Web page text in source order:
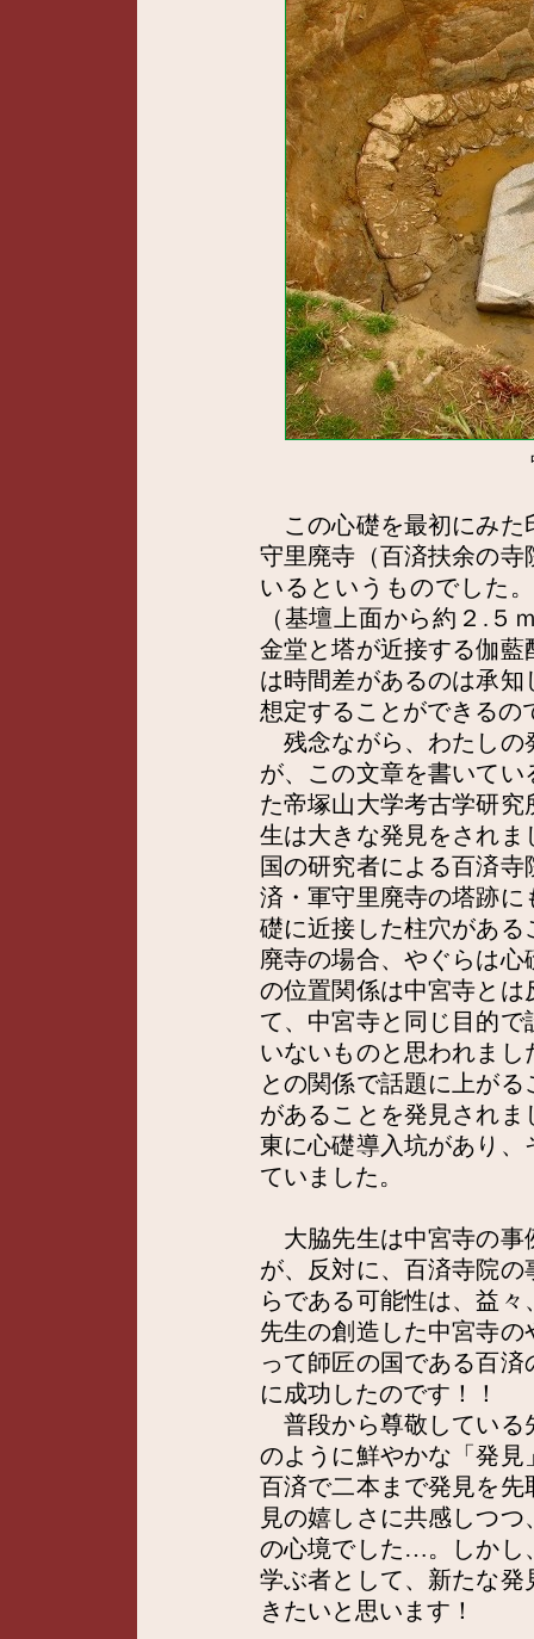
この心礎を最初にみた
守里廃寺（百済扶余の
いるというものでした
（基壇上面から約２.５
金堂と塔が近接する伽
は時間差があるのは承
想定することができるの
残念ながら、わたしの
が、この文章を書いて
た帝塚山大学考古学研
生は大きな発見をされ
国の研究者による百済
済・軍守里廃寺の塔跡
礎に近接した柱穴があ
廃寺の場合、やぐらは
の位置関係は中宮寺と
て、中宮寺と同じ目的
いないものと思われま
との関係で話題に上が
があることを発見され
東に心礎導入坑があり
ていました。
大脇先生は中宮寺の事
が、反対に、百済寺院
らである可能性は、益
先生の創造した中宮寺
って師匠の国である百
に成功したのです！！
普段から尊敬している
のように鮮やかな「発
百済で二本まで発見を
見の嬉しさに共感しつ
の心境でした…。しかし
学ぶ者として、新たな
きたいと思います！